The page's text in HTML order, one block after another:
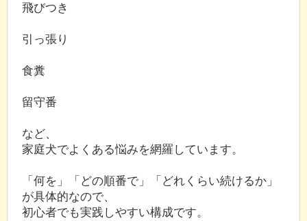
飛びつき
引っ張り
食糞
留守番
など、
家庭犬でよくある悩みを網羅しています。
「何を」「どの順番で」「どれくらい続けるか」
が具体的なので、
初心者でも実践しやすい構成です。